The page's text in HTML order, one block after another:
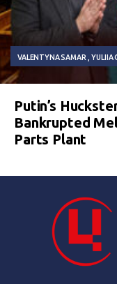
VALENTYNA SAMAR YULIIA
Putin’s
Bankrupted
Parts Plant